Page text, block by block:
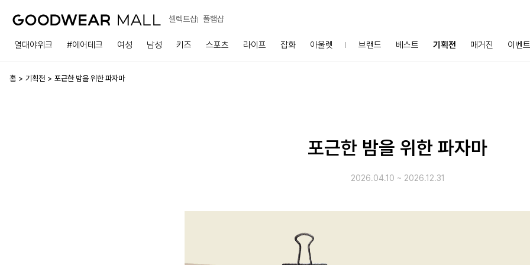
셀렉트샵 폴햄샵
열대야위크 #에어테크 여성 남성 키즈 스포츠 라이프 잡화 아울렛 브랜드 베스트 기획전 매거진 이벤트
홈 기획전 포근한 밤을 위한 파자마
포근한 밤을 위한 파자마
2026.04.10 ~ 2026.12.31